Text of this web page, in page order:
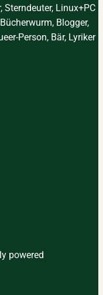
Sterndeuter, Linux+PC
Blogger,
Person, Bär, Lyriker
powered